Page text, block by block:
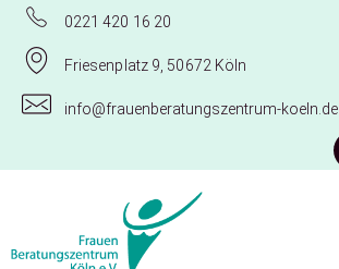
0221 420 16 20
Friesenplatz 9, 50672 Köln
info@frauenberatungszentrum-koeln.de